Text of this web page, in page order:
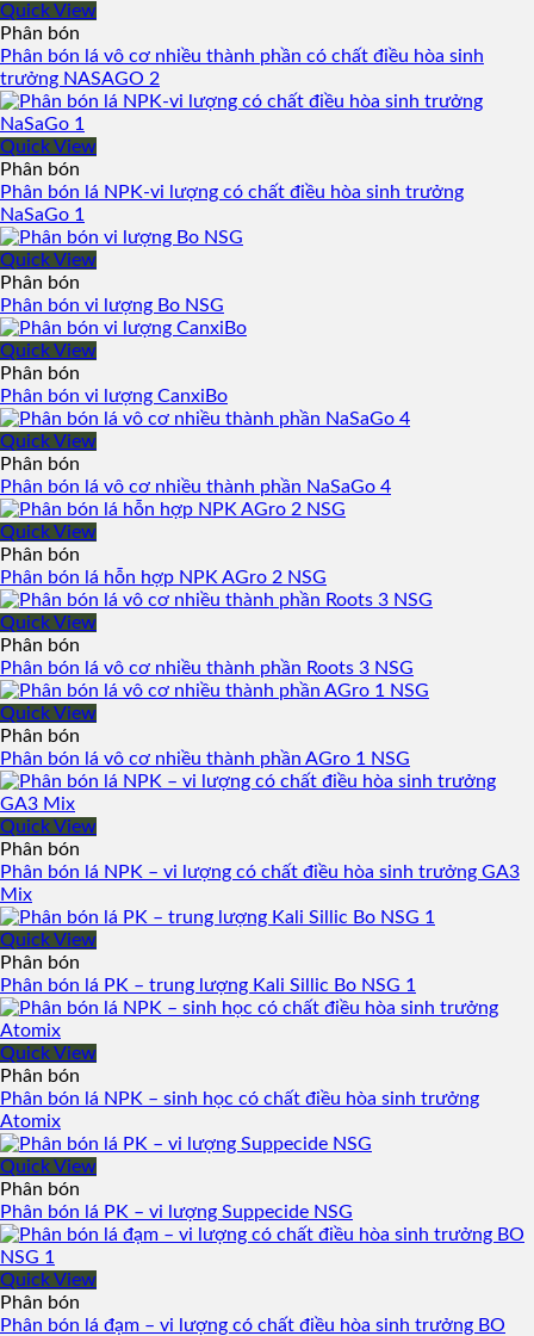
Quick View
Phân bón
Phân bón lá vô cơ nhiều thành phần có chất điều hòa sinh
trưởng NASAGO 2
Quick View
Phân bón
Phân bón lá NPK-vi lượng có chất điều hòa sinh trưởng
NaSaGo 1
Quick View
Phân bón
Phân bón vi lượng Bo NSG
Quick View
Phân bón
Phân bón vi lượng CanxiBo
Quick View
Phân bón
Phân bón lá vô cơ nhiều thành phần NaSaGo 4
Quick View
Phân bón
Phân bón lá hỗn hợp NPK AGro 2 NSG
Quick View
Phân bón
Phân bón lá vô cơ nhiều thành phần Roots 3 NSG
Quick View
Phân bón
Phân bón lá vô cơ nhiều thành phần AGro 1 NSG
Quick View
Phân bón
Phân bón lá NPK – vi lượng có chất điều hòa sinh trưởng GA3
Mix
Quick View
Phân bón
Phân bón lá PK – trung lượng Kali Sillic Bo NSG 1
Quick View
Phân bón
Phân bón lá NPK – sinh học có chất điều hòa sinh trưởng
Atomix
Quick View
Phân bón
Phân bón lá PK – vi lượng Suppecide NSG
Quick View
Phân bón
Phân bón lá đạm – vi lượng có chất điều hòa sinh trưởng BO